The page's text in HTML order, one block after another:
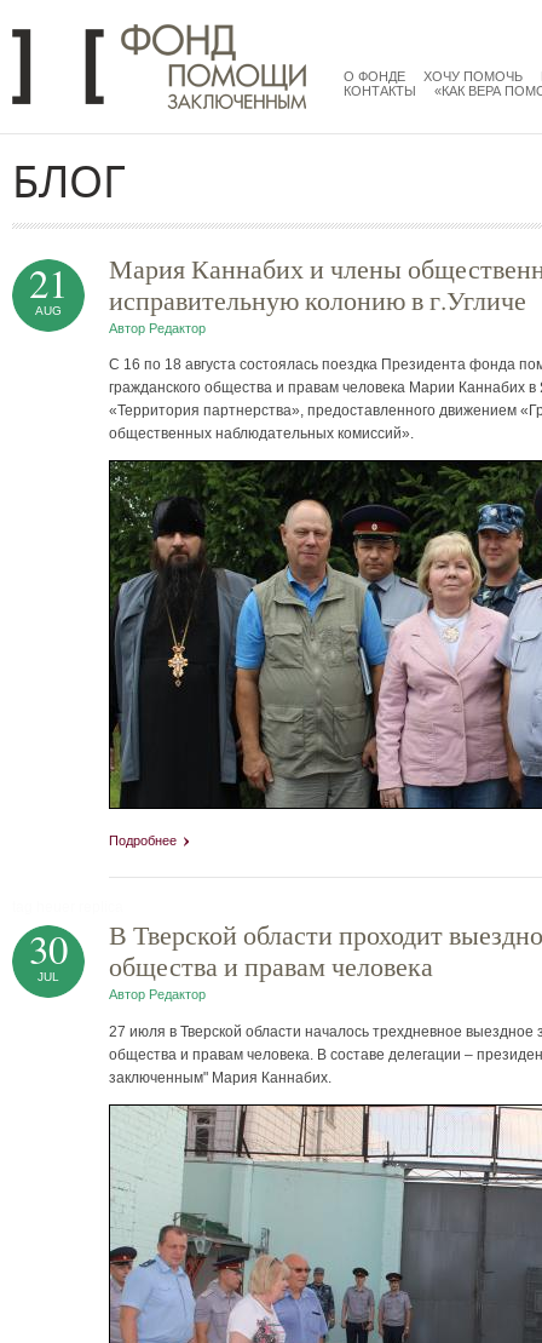
mainmenu
О ФОНДЕ ХОЧУ ПОМОЧЬ
КОНТАКТЫ
«КАК ВЕРА
БЛОГ
Мария Каннабих и члены
исправительную колонию в г.Угличе
Автор Редактор
21
AUG
С 16 по 18 августа состоялась поездка Президента фонда
гражданского общества и правам человека Марии Каннабих
«Территория партнерства», предоставленного движением
общественных наблюдательных комиссий».
Подробнее
В Тверской области проходит
общества и правам человека
Автор Редактор
30
JUL
27 июля в Тверской области началось трехдневное
общества и правам человека. В составе делегации –
заключенным" Мария Каннабих.